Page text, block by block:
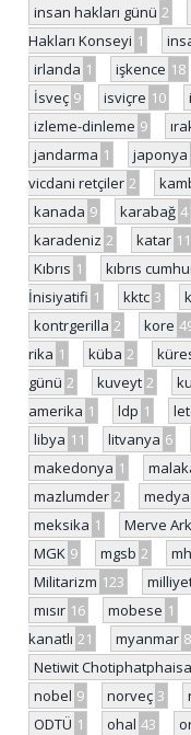
insan hakları günü 2
Hakları Konseyi 1
irlanda 1 işkence 18
İsveç 9 isviçre 10
izleme-dinleme 9
jandarma 1 japonya
vicdani retçiler 2
kanada 9 karabağ 4
karadeniz 2 katar 11
Kıbrıs 1 kıbrıs
İnisiyatifi 1 kktc 3
kontrgerilla 2 kore
rika 1 küba 2
günü 2 kuveyt 2
amerika 1 ldp 1
libya 11 litvanya 6
makedonya 1
mazlumder 2 medya
meksika 1 Merve
MGK 9 mgsb 2
Militarizm 123
mısır 16 mobese 1
kanatlı 21 myanmar 8
Netiwit
nobel 9 norveç 3
ODTÜ 1 ohal 43